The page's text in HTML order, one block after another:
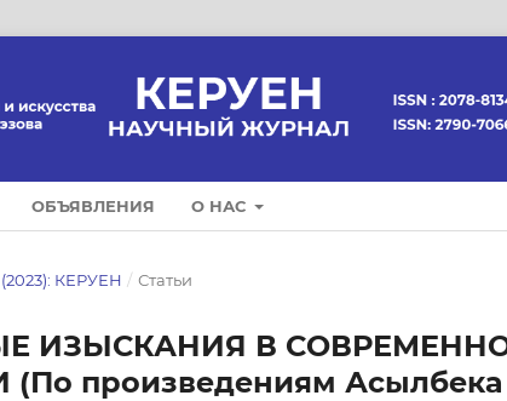
ОБЪЯВЛЕНИЯ О НАС
КЕРУЕН / Статьи
ИЗЫСКАНИЯ В
произведениям Асылбека